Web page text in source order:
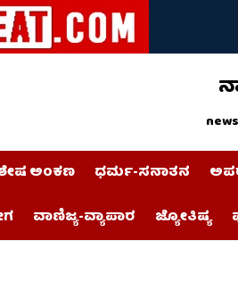
ಅಂಕಣ ಧರ್ಮ-ಸನಾತನ
ವಾಣಿಜ್ಯ-ವ್ಯಾಪಾರ ಜ್ಯೋತಿಷ್ಯ